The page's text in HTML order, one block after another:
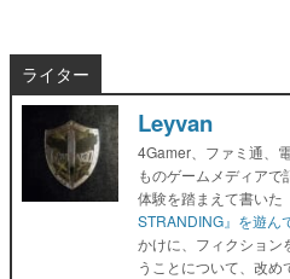
ライター
Leyvan
4Gamer、ファミ通、
ものゲームメディア
体験を踏まえて書いた
STRANDING』を遊ん
かけに、フィクション
うことについて、改め